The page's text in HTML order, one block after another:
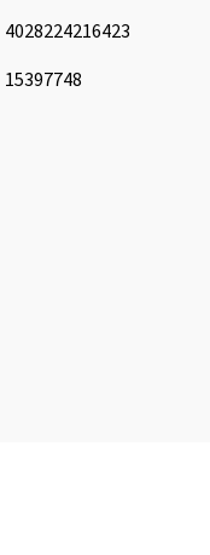
4028224216423
15397748